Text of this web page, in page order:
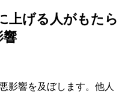
上げる人がもたら
響
影響を及ぼします。他人